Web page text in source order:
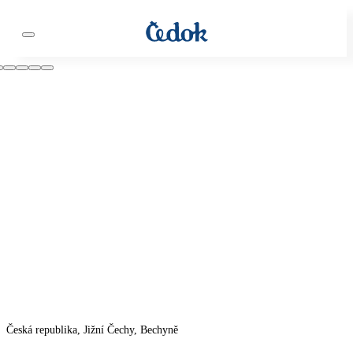
Česká republika, Jižní Čechy, Bechyně